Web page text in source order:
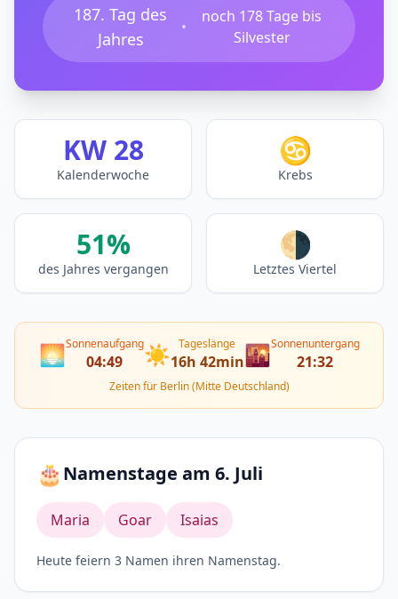
187. Tag des
Jahres
•
noch 178 Tage bis
Silvester
KW 28
Kalenderwoche
♋
Krebs
51%
des Jahres vergangen
🌗
Letztes Viertel
🌅Sonnenaufgang
04:49 ☀️ Tageslänge
16h 42min🌇Sonnenuntergang
21:32
Zeiten für Berlin (Mitte Deutschland)
🎂Namenstage am 6. Juli
Maria Goar Isaias
Heute feiern 3 Namen ihren Namenstag.